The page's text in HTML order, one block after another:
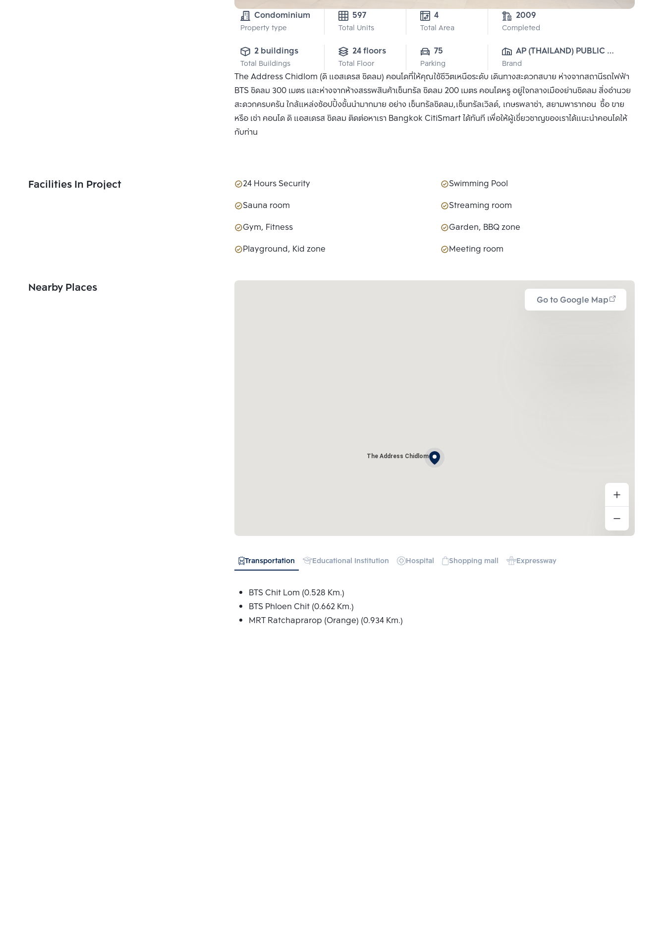
Condominium
Property type
597
Total Units
4
Total Area
2009
Completed
2 buildings
Total Buildings
24 floors
Total Floor
75
Parking
AP (THAILAND) PUBLIC
CO., LTD.
Brand
The Address Chidlom (ดิ แอสเดรส ชิดลม) คอนโดที่ให้คุณใช้ชีวิตเหนือระดับ เดินทางสะดวกสบาย ห่างจากสถานีรถไฟฟ้า
BTS ชิดลม 300 เมตร และห่างจากห้างสรรพสินค้าเซ็นทรัล ชิดลม 200 เมตร คอนโดหรู อยู่ใจกลางเมืองย่านชิดลม สิ่งอำนวย
สะดวกครบครัน ใกล้แหล่งช้อปปิ้งชั้นนำมากมาย อย่าง เซ็นทรัลชิดลม,เซ็นทรัลเวิลด์, เกษรพลาซ่า, สยามพารากอน ซื้อ ขาย
หรือ เช่า คอนโด ดิ แอสเดรส ชิดลม ติดต่อหาเรา Bangkok CitiSmart ได้ทันที เพื่อให้ผู้เชี่ยวชาญของเราได้แนะนำคอนโดให้
กับท่าน
Facilities In Project 24 Hours Security
Swimming Pool
Sauna room
Streaming room
Gym, Fitness
Garden, BBQ zone
Playground, Kid zone
Meeting room
Nearby Places
Go to Google Map
The Address Chidlom
Transportation Educational Institution Hospital Shopping mall Expressway
BTS Chit Lom (0.528 Km.)
BTS Phloen Chit (0.662 Km.)
MRT Ratchaprarop (Orange) (0.934 Km.)